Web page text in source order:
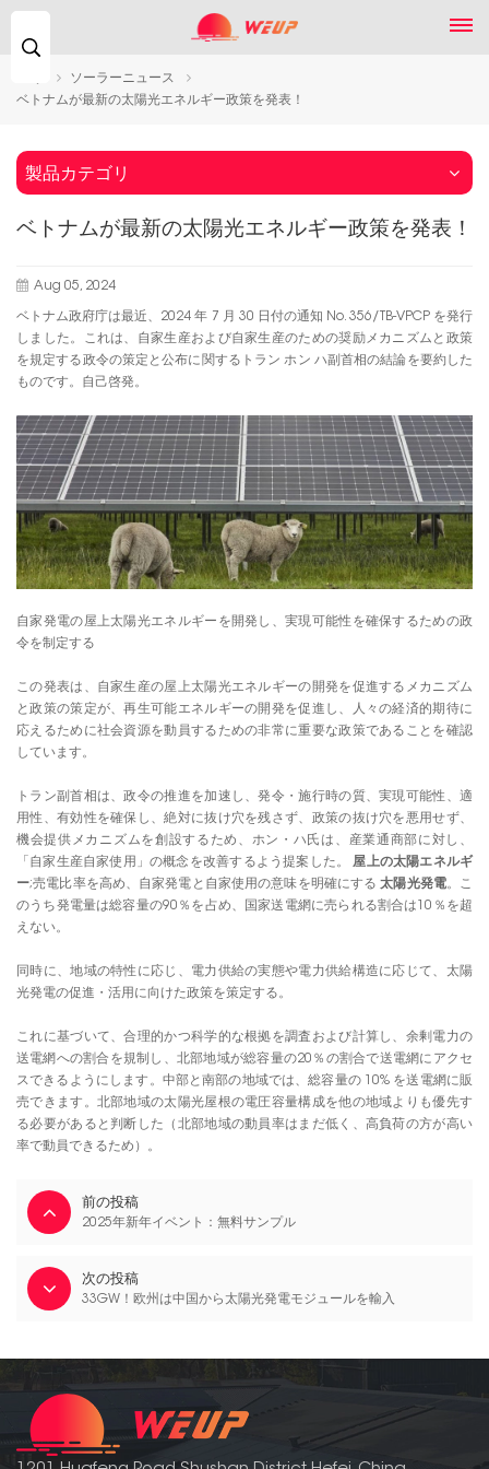
ソーラーニュース
ベトナムが最新の太陽光エネルギー政策を発表！
製品カテゴリ
ベトナムが最新の太陽光エネルギー政策を発表！
Aug 05, 2024
ベトナム政府庁は最近、2024 年 7 月 30 日付の通知 No. 356/TB-VPCP を発行
しました。これは、自家生産および自家生産のための奨励メカニズムと政策
を規定する政令の策定と公布に関するトラン ホン ハ副首相の結論を要約した
ものです。自己啓発。
自家発電の屋上太陽光エネルギーを開発し、実現可能性を確保するための政
令を制定する
この発表は、自家生産の屋上太陽光エネルギーの開発を促進するメカニズム
と政策の策定が、再生可能エネルギーの開発を促進し、人々の経済的期待に
応えるために社会資源を動員するための非常に重要な政策であることを確認
しています。
トラン副首相は、政令の推進を加速し、発令・施行時の質、実現可能性、適
用性、有効性を確保し、絶対に抜け穴を残さず、政策の抜け穴を悪用せず、
機会提供メカニズムを創設するため、ホン・ハ氏は、産業通商部に対し、
「自家生産自家使用」の概念を改善するよう提案した。 屋上の太陽エネルギ
ー;売電比率を高め、自家発電と自家使用の意味を明確にする太陽光発電。こ
のうち発電量は総容量の90％を占め、国家送電網に売られる割合は10％を超
えない。
同時に、地域の特性に応じ、電力供給の実態や電力供給構造に応じて、太陽
光発電の促進・活用に向けた政策を策定する。
これに基づいて、合理的かつ科学的な根拠を調査および計算し、余剰電力の
送電網への割合を規制し、北部地域が総容量の20％の割合で送電網にアクセ
スできるようにします。中部と南部の地域では、総容量の 10% を送電網に販
売できます。北部地域の太陽光屋根の電圧容量構成を他の地域よりも優先す
る必要があると判断した（北部地域の動員率はまだ低く、高負荷の方が高い
率で動員できるため）。
前の投稿
2025年新年イベント：無料サンプル
次の投稿
33GW！欧州は中国から太陽光発電モジュールを輸入